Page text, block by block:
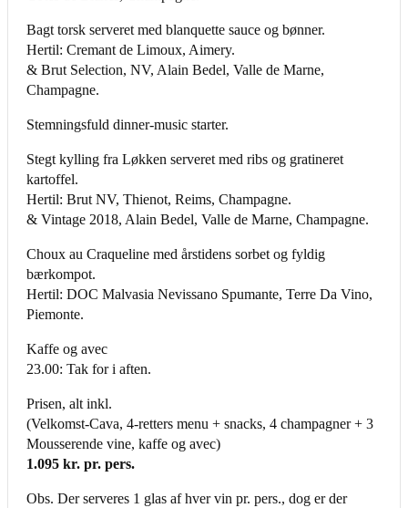
Bagt torsk serveret med blanquette sauce og bønner.
Hertil: Cremant de Limoux, Aimery.
& Brut Selection, NV, Alain Bedel, Valle de Marne,
Champagne.
Stemningsfuld dinner-music starter.
Stegt kylling fra Løkken serveret med ribs og gratineret
kartoffel.
Hertil: Brut NV, Thienot, Reims, Champagne.
& Vintage 2018, Alain Bedel, Valle de Marne, Champagne.
Choux au Craqueline med årstidens sorbet og fyldig
bærkompot.
Hertil: DOC Malvasia Nevissano Spumante, Terre Da Vino,
Piemonte.
Kaffe og avec
23.00: Tak for i aften.
Prisen, alt inkl.
(Velkomst-Cava, 4-retters menu + snacks, 4 champagner + 3
Mousserende vine, kaffe og avec)
1.095 kr. pr. pers.
Obs. Der serveres 1 glas af hver vin pr. pers., dog er der